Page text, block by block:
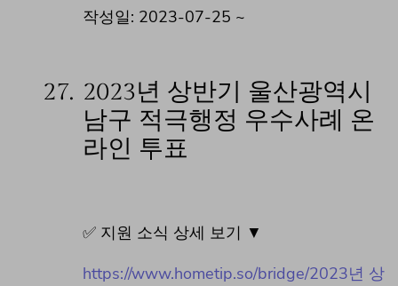
작성일: 2023-07-25 ~
27. 2023년 상반기 울산광역시
남구 적극행정 우수사례 온
라인 투표
✅ 지원 소식 상세 보기 ▼
https://www.hometip.so/bridge/2023년 상